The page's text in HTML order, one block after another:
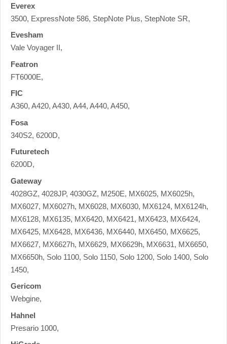
Everex
3500, ExpressNote 586, StepNote Plus, StepNote SR,
Evesham
Vale Voyager II,
Featron
FT6000E,
FIC
A360, A420, A430, A44, A440, A450,
Fosa
340S2, 6200D,
Futuretech
6200D,
Gateway
4028GZ, 4028JP, 4030GZ, M250E, MX6025, MX6025h,
MX6027, MX6027h, MX6028, MX6030, MX6124, MX6124h,
MX6128, MX6135, MX6420, MX6421, MX6423, MX6424,
MX6425, MX6428, MX6436, MX6440, MX6450, MX6625,
MX6627, MX6627h, MX6629, MX6629h, MX6631, MX6650,
MX6650h, Solo 1100, Solo 1150, Solo 1200, Solo 1400, Solo
1450,
Gericom
Webgine,
Hahnel
Presario 1000,